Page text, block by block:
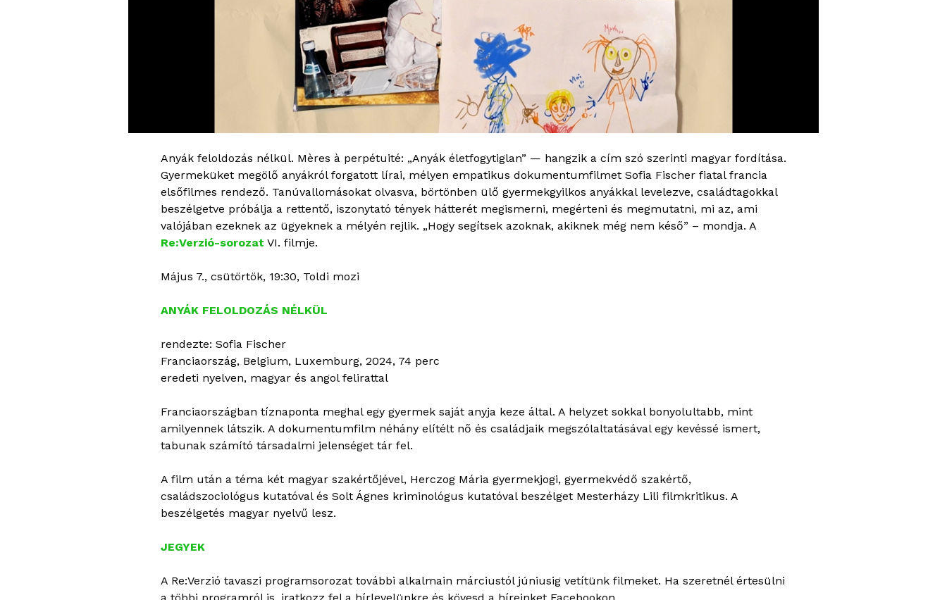
Anyák feloldozás nélkül. Mères à perpétuité: „Anyák életfogytiglan” — hangzik a cím szó szerinti magyar fordítása.
Gyermeküket megölő anyákról forgatott lírai, mélyen empatikus dokumentumfilmet Sofia Fischer fiatal francia
elsőfilmes rendező. Tanúvallomásokat olvasva, börtönben ülő gyermekgyilkos anyákkal levelezve, családtagokkal
beszélgetve próbálja a rettentő, iszonytató tények hátterét megismerni, megérteni és megmutatni, mi az, ami
valójában ezeknek az ügyeknek a mélyén rejlik. „Hogy segítsek azoknak, akiknek még nem késő” – mondja. A
Re:Verzió-sorozat VI. filmje.
Május 7., csütörtök, 19:30, Toldi mozi
ANYÁK FELOLDOZÁS NÉLKÜL
rendezte: Sofia Fischer
Franciaország, Belgium, Luxemburg, 2024, 74 perc
eredeti nyelven, magyar és angol felirattal
Franciaországban tíznaponta meghal egy gyermek saját anyja keze által. A helyzet sokkal bonyolultabb, mint
amilyennek látszik. A dokumentumfilm néhány elítélt nő és családjaik megszólaltatásával egy kevéssé ismert,
tabunak számító társadalmi jelenséget tár fel.
A film után a téma két magyar szakértőjével, Herczog Mária gyermekjogi, gyermekvédő szakértő,
családszociológus kutatóval és Solt Ágnes kriminológus kutatóval beszélget Mesterházy Lili filmkritikus. A
beszélgetés magyar nyelvű lesz.
JEGYEK
A Re:Verzió tavaszi programsorozat további alkalmain márciustól júniusig vetítünk filmeket. Ha szeretnél értesülni